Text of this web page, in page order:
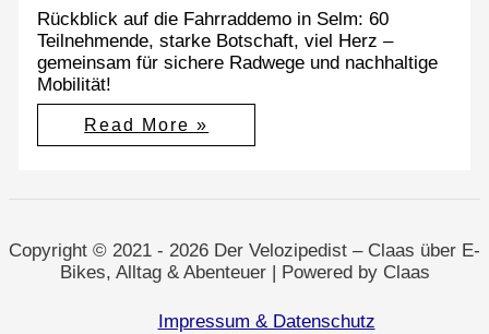
Rückblick auf die Fahrraddemo in Selm: 60
Teilnehmende, starke Botschaft, viel Herz –
gemeinsam für sichere Radwege und nachhaltige
Mobilität!
Fahrraddemo
in
–
ein
Rückblick
Read More »
Copyright © 2021 - 2026 Der Velozipedist – Claas über E-
Bikes, Alltag & Abenteuer | Powered by Claas
Impressum & Datenschutz